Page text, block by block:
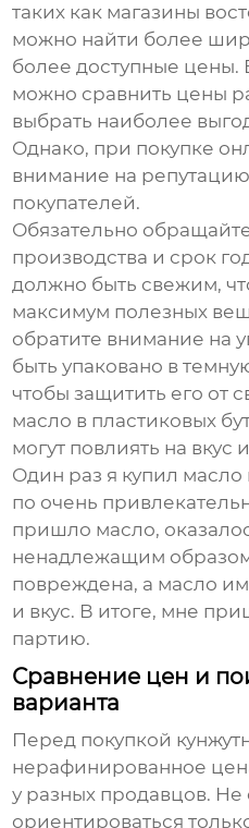
таких как магазины
можно найти более
более доступные цены.
можно сравнить цены
выбрать наиболее
Однако, при покупке
внимание на
покупателей.
Обязательно
производства и срок
должно быть свежим,
максимум полезных
обратите внимание на
быть упаковано в
чтобы защитить его от
масло в пластиковых
могут повлиять на вкус
Один раз я купил масло
по очень
пришло масло,
ненадлежащим
повреждена, а масло
и вкус. В итоге, мне
партию.
Сравнение цен и
варианта
Перед покупкой
нерафинированное
у разных продавцов. Не
ориентироваться